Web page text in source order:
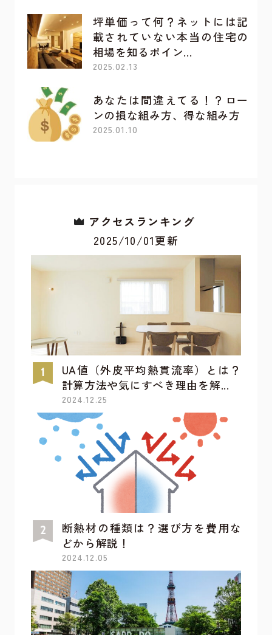
坪単価って何？ネットには記
載されていない本当の住宅の
相場を知るポイン…
2025.02.13
あなたは間違えてる！？ロー
ンの損な組み方、得な組み方
2025.01.10
アクセスランキング
2025/10/01更新
UA値（外皮平均熱貫流率）とは？
計算方法や気にすべき理由を解...
2024.12.25
断熱材の種類は？選び方を費用な
どから解説！
2024.12.05